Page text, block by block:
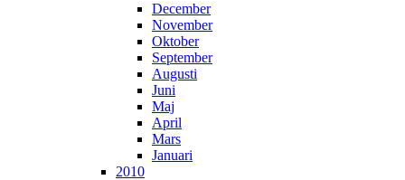
December
November
Oktober
September
Augusti
Juni
Maj
April
Mars
Januari
2010